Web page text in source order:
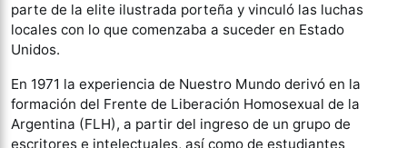
parte de la elite ilustrada porteña y vinculó las luchas
locales con lo que comenzaba a suceder en Estado
Unidos.
En 1971 la experiencia de Nuestro Mundo derivó en la
formación del Frente de Liberación Homosexual de la
Argentina (FLH), a partir del ingreso de un grupo de
escritores e intelectuales, así como de estudiantes